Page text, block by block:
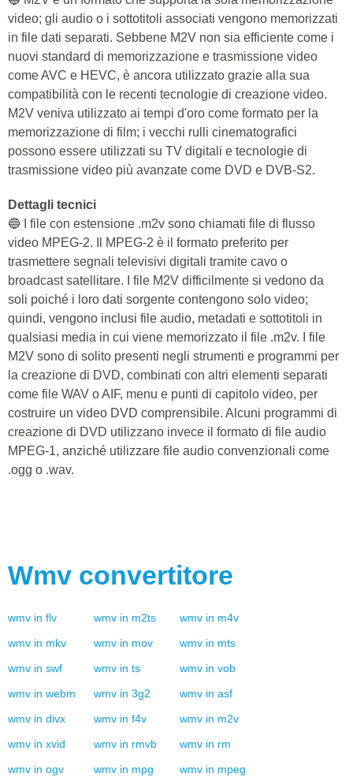
video; gli audio o i sottotitoli associati vengono memorizzati
in file dati separati. Sebbene M2V non sia efficiente come i
nuovi standard di memorizzazione e trasmissione video
come AVC e HEVC, è ancora utilizzato grazie alla sua
compatibilità con le recenti tecnologie di creazione video.
M2V veniva utilizzato ai tempi d'oro come formato per la
memorizzazione di film; i vecchi rulli cinematografici
possono essere utilizzati su TV digitali e tecnologie di
trasmissione video più avanzate come DVD e DVB-S2.
Dettagli tecnici
🔵 I file con estensione .m2v sono chiamati file di flusso
video MPEG-2. Il MPEG-2 è il formato preferito per
trasmettere segnali televisivi digitali tramite cavo o
broadcast satellitare. I file M2V difficilmente si vedono da
soli poiché i loro dati sorgente contengono solo video;
quindi, vengono inclusi file audio, metadati e sottotitoli in
qualsiasi media in cui viene memorizzato il file .m2v. I file
M2V sono di solito presenti negli strumenti e programmi per
la creazione di DVD, combinati con altri elementi separati
come file WAV o AIF, menu e punti di capitolo video, per
costruire un video DVD comprensibile. Alcuni programmi di
creazione di DVD utilizzano invece il formato di file audio
MPEG-1, anziché utilizzare file audio convenzionali come
.ogg o .wav.
Wmv convertitore
wmv in flv wmv in m2ts wmv in m4v
wmv in mkv wmv in mov wmv in mts
wmv in swf wmv in ts wmv in vob
wmv in webm wmv in 3g2 wmv in asf
wmv in divx wmv in f4v wmv in m2v
wmv in xvid wmv in rmvb wmv in rm
wmv in ogv wmv in mpg wmv in mpeg